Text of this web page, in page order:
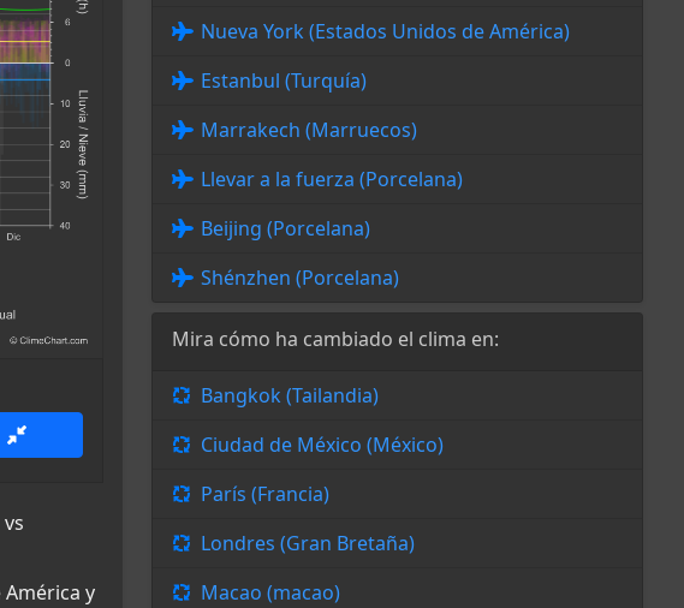
y
Nueva York (Estados Unidos de América)
Estanbul (Turquía)
Marrakech (Marruecos)
Llevar a la fuerza (Porcelana)
Beijing (Porcelana)
Shénzhen (Porcelana)
Mira cómo ha cambiado el clima en:
Bangkok (Tailandia)
Ciudad de México (México)
París (Francia)
Londres (Gran Bretaña)
Macao (macao)